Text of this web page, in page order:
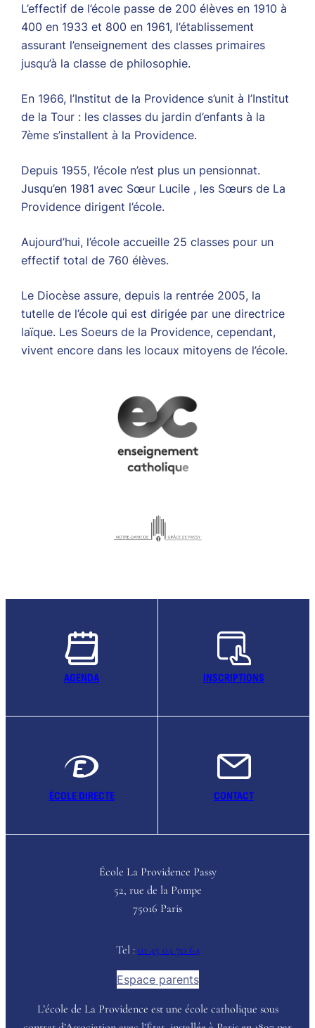
L’effectif de l’école passe de 200 élèves en 1910 à
400 en 1933 et 800 en 1961, l’établissement
assurant l’enseignement des classes primaires
jusqu’à la classe de philosophie.
En 1966, l’Institut de la Providence s’unit à l’Institut
de la Tour : les classes du jardin d’enfants à la
7ème s’installent à la Providence.
Depuis 1955, l’école n’est plus un pensionnat.
Jusqu’en 1981 avec Sœur Lucile , les Sœurs de La
Providence dirigent l’école.
Aujourd’hui, l’école accueille 25 classes pour un
effectif total de 760 élèves.
Le Diocèse assure, depuis la rentrée 2005, la
tutelle de l’école qui est dirigée par une directrice
laïque. Les Soeurs de la Providence, cependant,
vivent encore dans les locaux mitoyens de l’école.
AGENDA INSCRIPTIONS
ÉCOLE DIRECTE CONTACT
École La Providence Passy
52, rue de la Pompe
75016 Paris
Tel : 01 45 04 70 64
Espace parents
L’école de La Providence est une école catholique sous